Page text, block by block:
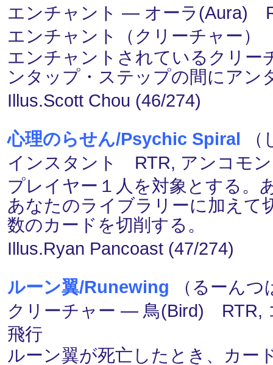
エンチャント ― オーラ(Aura)
エンチャント（クリーチャー）
エンチャントされているクリー
ンタップ・ステップの間にアン
Illus.Scott Chou (46/274)
心理のらせん/Psychic Spiral
インスタント RTR, アンコモン
プレイヤー１人を対象とする。
あなたのライブラリーに加えて
数のカードを切削する。
Illus.Ryan Pancoast (47/274)
ルーン翼/Runewing （るーん
クリーチャー ― 鳥(Bird) RTR,
飛行
ルーン翼が死亡したとき、カー